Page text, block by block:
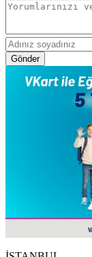
Gönder